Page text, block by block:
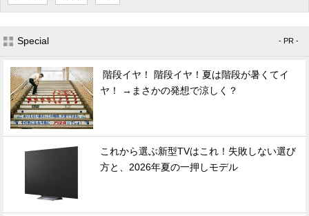
Special - PR -
階段イヤ！ 階段イヤ！夏は階段が暑くてイ
ヤ！ →まさかの発想で涼しく？
これから選ぶ新型TVはこれ！失敗しない選び
方と、2026年夏の一押しモデル